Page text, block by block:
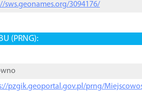
sws.geonames.org/3094176/
(PRNG):
pzgik.geoportal.gov.pl/prng/